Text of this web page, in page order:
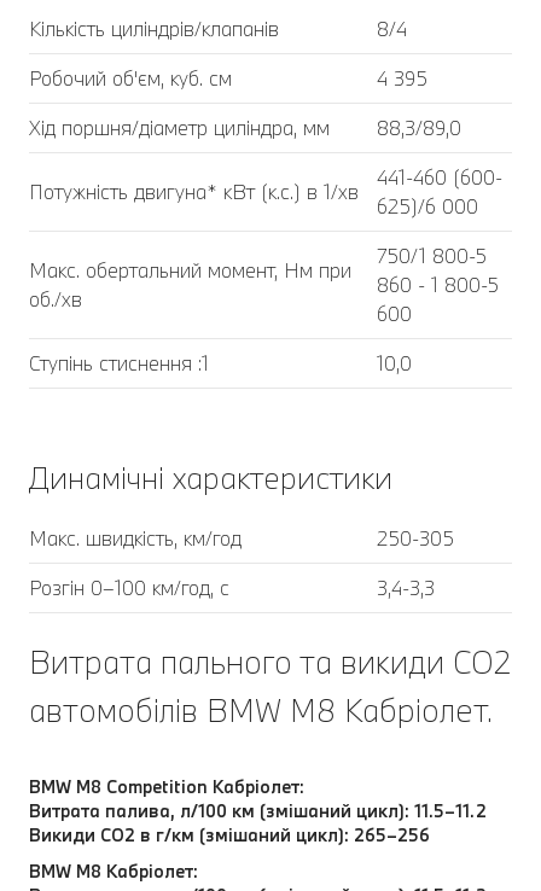
Кількість циліндрів/клапанів
8/4
Робочий об'єм, куб. cм
4 395
Хід поршня/діаметр циліндра, мм
88,3/89,0
Потужність двигуна* кВт (к.с.) в 1/хв
441-460 (600-
625)/6 000
Макс. обертальний момент, Нм при
об./хв
750/1 800-5
860 - 1 800-5
600
Ступінь стиснення :1
10,0
Динамічні характеристики
Макс. швидкість, км/год
250-305
Розгін 0–100 км/год, с
3,4-3,3
Витрата пального та викиди CO2
автомобілів BMW M8 Кабріолет.
BMW M8 Competition Кабріолет:
Витрата палива, л/100 км (змішаний цикл): 11.5–11.2
Викиди CO2 в г/км (змішаний цикл): 265–256
BMW M8 Кабріолет: